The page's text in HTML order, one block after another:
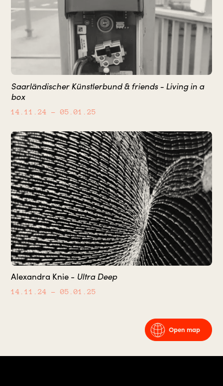
Saarländischer Künstlerbund & friends - Living in a
box
14.11.24 – 05.01.25
Alexandra Knie - Ultra Deep
14.11.24 – 05.01.25
Open map